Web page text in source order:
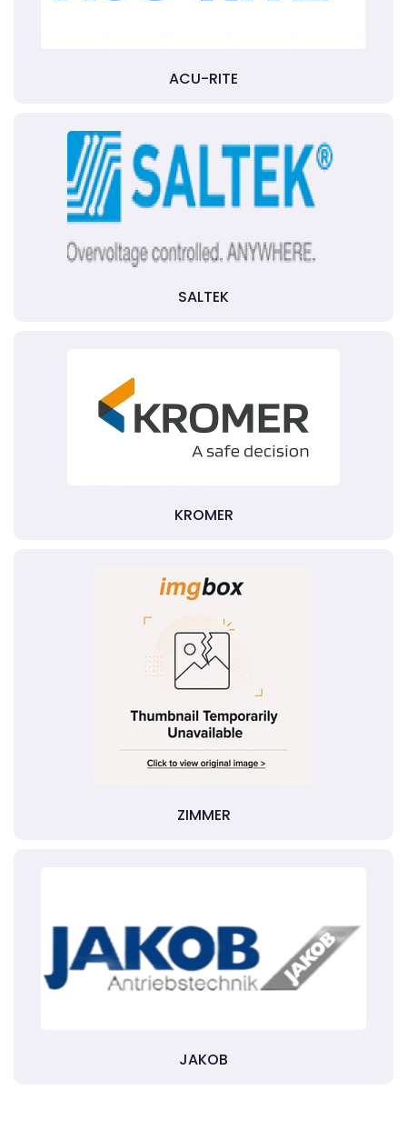
ACU-RITE
SALTEK
KROMER
ZIMMER
JAKOB